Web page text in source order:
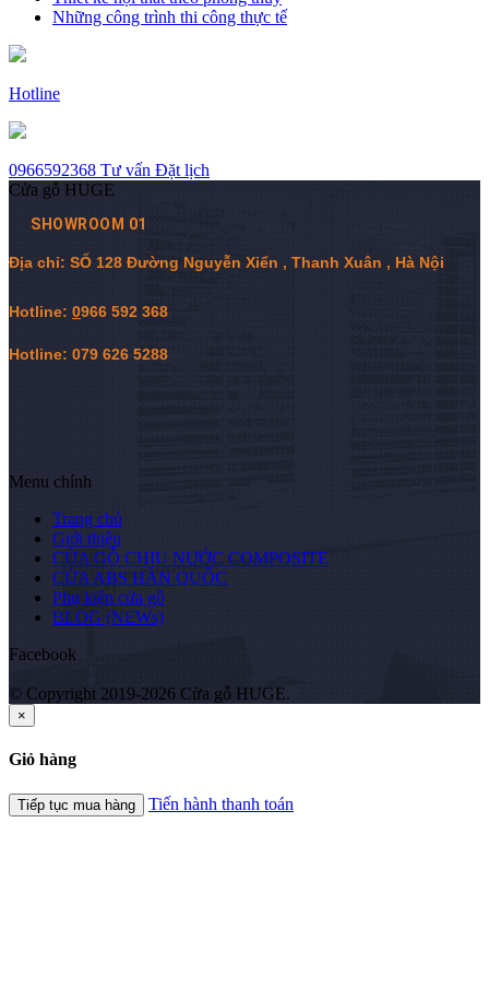
Những công trình thi công thực tế
Hotline
0966592368 Tư vấn Đặt lịch
Cửa gỗ HUGE
SHOWROOM 01
Địa chỉ: SỐ 128 Đường Nguyễn Xiển , Thanh Xuân , Hà Nội
Hotline: 0966 592 368
Hotline: 079 626 5288
Menu chính
Trang chủ
Giới thiệu
CỬA GỖ CHỊU NƯỚC COMPOSITE
CỬA ABS HÀN QUỐC
Phụ kiện cửa gỗ
BLOG (NEWs)
Facebook
© Copyright 2019-2026 Cửa gỗ HUGE.
×
Giỏ hàng
Tiếp tục mua hàng Tiến hành thanh toán